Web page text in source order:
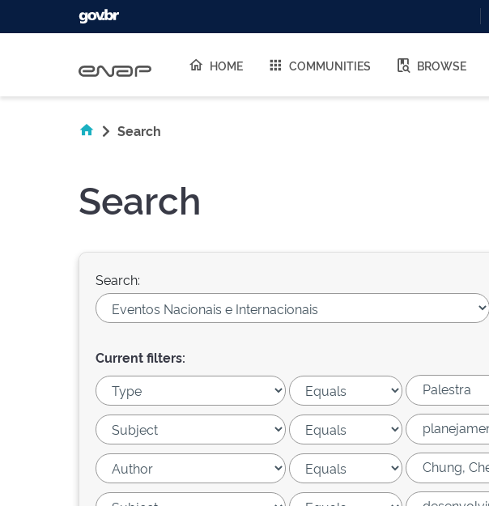
HOME COMMUNITIES BROWSE
Search
Search
Search:
Current filters: